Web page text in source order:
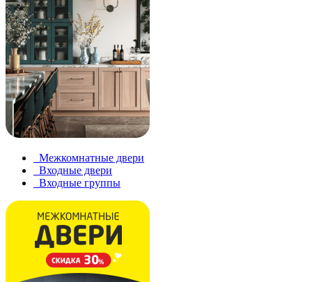
Межкомнатные двери
Входные двери
Входные группы